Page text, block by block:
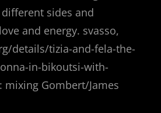
sides and
and energy. svasso,
details/tizia-and-fela-the-
in-bikoutsi-with-
mixing Gombert/James